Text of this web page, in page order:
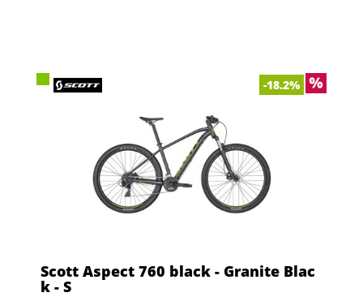
-18.2%
Scott Aspect 760 black - Granite Blac
k - S